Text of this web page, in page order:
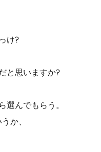
け?
と思いますか?
選んでもらう。
か、